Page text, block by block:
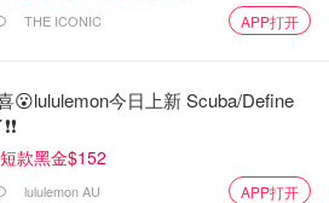
THE ICONIC APP打开
😮lululemon今日上新 Scuba/Define
款黑金$152
lululemon AU APP打开